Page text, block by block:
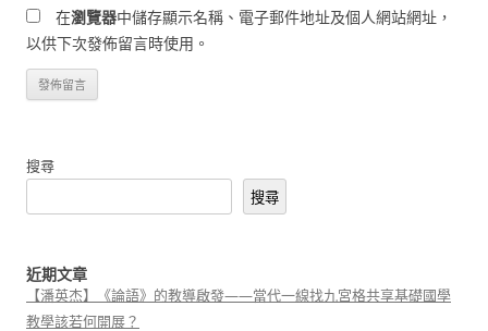
在瀏覽器中儲存顯示名稱、電子郵件地址及個人網站網址，
以供下次發佈留言時使用。
搜尋
搜尋
近期文章
【潘英杰】《論語》的教導啟發——當代一線找九宮格共享基礎國學
教學該若何開展？